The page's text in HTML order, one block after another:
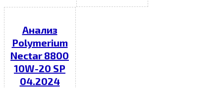
Анализ
Polymerium
Nectar 8800
10W-20 SP
04.2024